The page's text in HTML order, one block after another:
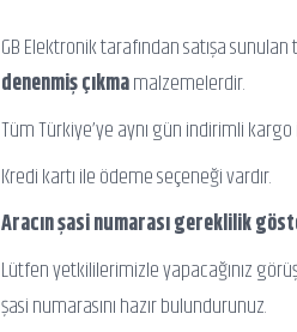
GB Elektronik tarafından satışa
denenmiş çıkmamalzemelerdir.
Tüm Türkiye’ye aynı gün indirimli
Kredi kartı ile ödeme seçeneği vardır.
Aracın şasi numarası gereklilik
Lütfen yetkililerimizle yapacağınız
şasi numarasını hazır bulundurunuz.